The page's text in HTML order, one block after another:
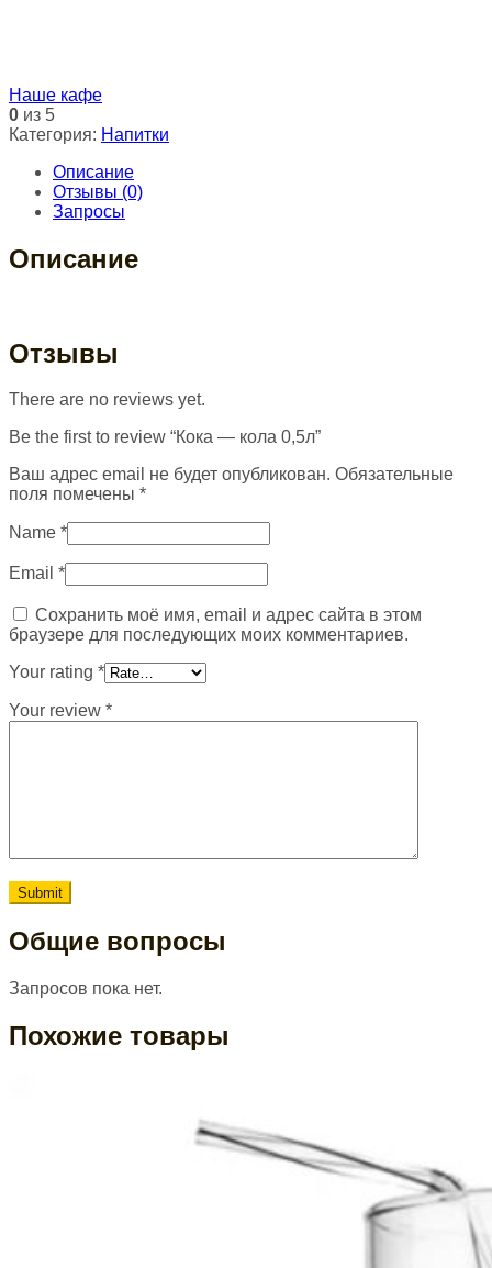
Наше кафе
0 из 5
Категория: Напитки
Описание
Отзывы (0)
Запросы
Описание
Отзывы
There are no reviews yet.
Be the first to review “Кока — кола 0,5л”
Ваш адрес email не будет опубликован. Обязательные
поля помечены *
Name *
Email *
Сохранить моё имя, email и адрес сайта в этом
браузере для последующих моих комментариев.
Your rating *
Your review *
Общие вопросы
Запросов пока нет.
Похожие товары